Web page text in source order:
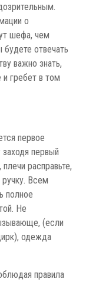
о
шефа, чем
отвечать
важно знать,
и гребет в том
первое
первый
расправьте,
ручку. Всем
полное
Не
(если
одежда
правила